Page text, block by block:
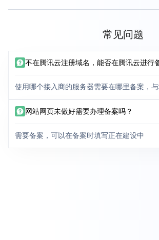
常见问题
不在腾讯云注册域名，能否在腾讯云进行
使用哪个接入商的服务器需要在哪里备案，
网站网页未做好需要办理备案吗？
需要备案，可以在备案时填写正在建设中